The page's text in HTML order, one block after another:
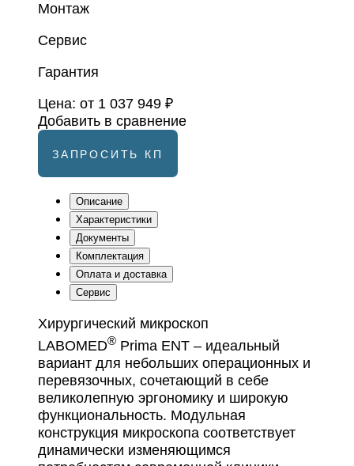
Монтаж
Сервис
Гарантия
Цена: от 1 037 949 ₽
Добавить в сравнение
ЗАПРОСИТЬ КП
Описание
Характеристики
Документы
Комплектация
Оплата и доставка
Сервис
Хирургический микроскоп
LABOMED® Prima ENT – идеальный
вариант для небольших операционных и
перевязочных, сочетающий в себе
великолепную эргономику и широкую
функциональность. Модульная
конструкция микроскопа соответствует
динамически изменяющимся